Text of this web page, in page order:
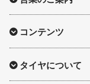
コンテンツ
タイヤについて